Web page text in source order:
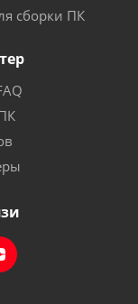
сборки ПК